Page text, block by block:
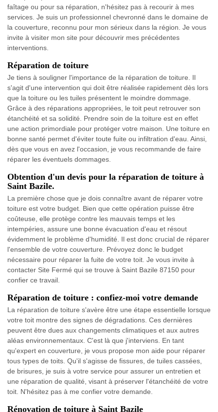
faîtage ou pour sa réparation, n'hésitez pas à recourir à mes
services. Je suis un professionnel chevronné dans le domaine de
la couverture, reconnu pour mon sérieux dans la région. Je vous
invite à visiter mon site pour découvrir mes précédentes
interventions.
Réparation de toiture
Je tiens à souligner l'importance de la réparation de toiture. Il
s'agit d'une intervention qui doit être réalisée rapidement dès lors
que la toiture ou les tuiles présentent le moindre dommage.
Grâce à des réparations appropriées, le toit peut retrouver son
étanchéité et sa solidité. Prendre soin de la toiture est en effet
une action primordiale pour protéger votre maison. Une toiture en
bonne santé permet d'éviter toute fuite ou infiltration d'eau. Ainsi,
dès que vous en avez l'occasion, je vous recommande de faire
réparer les éventuels dommages.
Obtention d'un devis pour la réparation de toiture à
Saint Bazile.
La première chose que je dois connaître avant de réparer votre
toiture est votre budget. Bien que cette opération puisse être
coûteuse, elle protège contre les mauvais temps et les
intempéries, assure une bonne évacuation d'eau et résout
évidemment le problème d'humidité. Il est donc crucial de réparer
l'ensemble de votre couverture. Prévoyez donc le budget
nécessaire pour réparer la fuite de votre toit. Je vous invite à
contacter Site Fermé qui se trouve à Saint Bazile 87150 pour
confier ce travail.
Réparation de toiture : confiez-moi votre demande
La réparation de toiture s'avère être une étape essentielle lorsque
votre toit montre des signes de dégradations. Ces dernières
peuvent être dues aux changements climatiques et aux autres
aléas environnementaux. C'est là que j'interviens. En tant
qu'expert en couverture, je vous propose mon aide pour réparer
tous types de toits. Qu'il s'agisse de fissures, de tuiles cassées,
de brisures, je suis à votre service pour assurer un entretien et
une réparation de qualité, visant à préserver l'étanchéité de votre
toit. N'hésitez pas à me confier votre demande.
Rénovation de toiture à Saint Bazile